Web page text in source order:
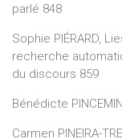
parlé 848
Sophie PIÉRARD,
recherche
du discours 859
Bénédicte
Carmen PINEIRA-